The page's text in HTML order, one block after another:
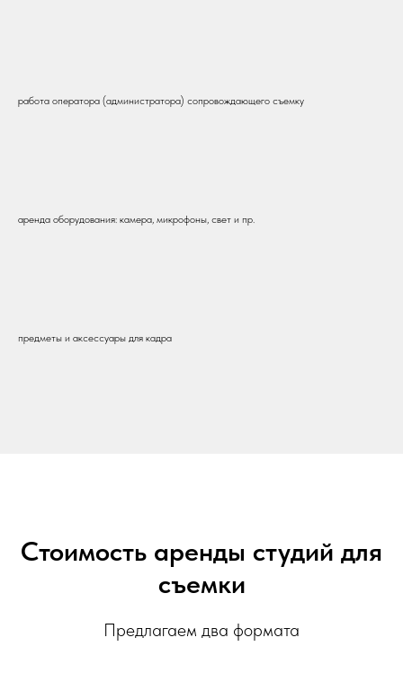
работа оператора (администратора) сопровождающего съемку
аренда оборудования: камера, микрофоны, свет и пр.
предметы и аксессуары для кадра
Стоимость аренды студий для
съемки
Предлагаем два формата